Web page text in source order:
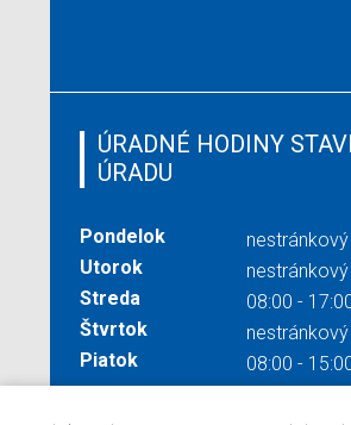
ÚRADNÉ HODINY
ÚRADU
Pondelok
Utorok
Streda
08:00 -
Štvrtok
Piatok
08:00 -